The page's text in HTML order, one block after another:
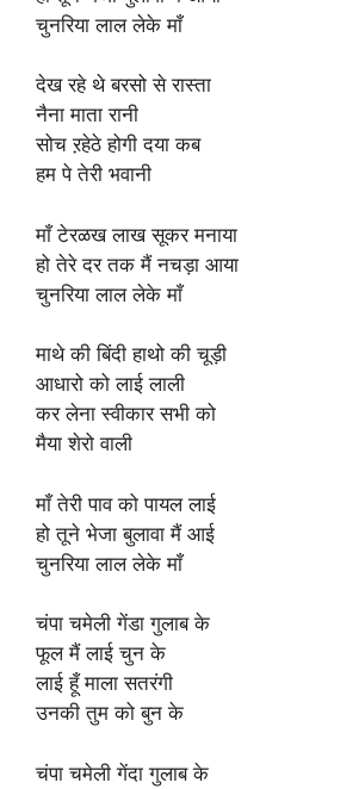
चुनरिया लाल लेके माँ
देख रहे थे बरसो से रास्ता
नैना माता रानी
सोच ऱहेठे होगी दया कब
हम पे तेरी भवानी
माँ टेरळख लाख सूकर मनाया
हो तेरे दर तक मैं नचड़ा आया
चुनरिया लाल लेके माँ
माथे की बिंदी हाथो की चूड़ी
आधारो को लाई लाली
कर लेना स्वीकार सभी को
मैया शेरो वाली
माँ तेरी पाव को पायल लाई
हो तूने भेजा बुलावा मैं आई
चुनरिया लाल लेके माँ
चंपा चमेली गेंडा गुलाब के
फूल मैं लाई चुन के
लाई हूँ माला सतरंगी
उनकी तुम को बुन के
चंपा चमेली गेंदा गुलाब के